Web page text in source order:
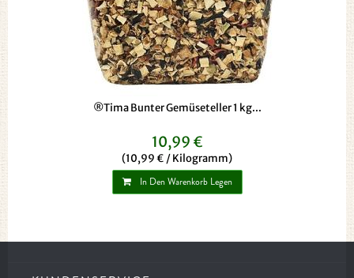
®Tima Bunter Gemüseteller 1 kg...
10,99 €
(10,99 € / Kilogramm)
In Den Warenkorb Legen